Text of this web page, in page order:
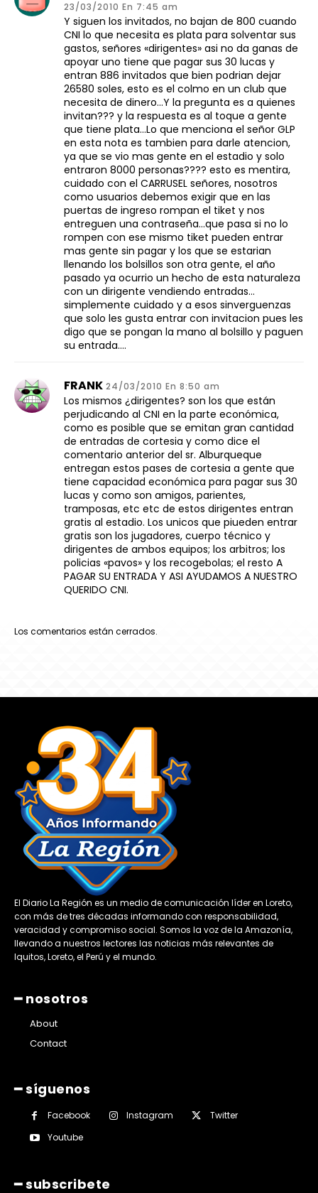
23/03/2010 En 7:45 am
Y siguen los invitados, no bajan de 800 cuando
CNI lo que necesita es plata para solventar sus
gastos, señores «dirigentes» asi no da ganas de
apoyar uno tiene que pagar sus 30 lucas y
entran 886 invitados que bien podrian dejar
26580 soles, esto es el colmo en un club que
necesita de dinero…Y la pregunta es a quienes
invitan??? y la respuesta es al toque a gente
que tiene plata…Lo que menciona el señor GLP
en esta nota es tambien para darle atencion,
ya que se vio mas gente en el estadio y solo
entraron 8000 personas???? esto es mentira,
cuidado con el CARRUSEL señores, nosotros
como usuarios debemos exigir que en las
puertas de ingreso rompan el tiket y nos
entreguen una contraseña…que pasa si no lo
rompen con ese mismo tiket pueden entrar
mas gente sin pagar y los que se estarian
llenando los bolsillos son otra gente, el año
pasado ya ocurrio un hecho de esta naturaleza
con un dirigente vendiendo entradas…
simplemente cuidado y a esos sinverguenzas
que solo les gusta entrar con invitacion pues les
digo que se pongan la mano al bolsillo y paguen
su entrada….
FRANK 24/03/2010 En 8:50 am
Los mismos ¿dirigentes? son los que están
perjudicando al CNI en la parte económica,
como es posible que se emitan gran cantidad
de entradas de cortesia y como dice el
comentario anterior del sr. Alburqueque
entregan estos pases de cortesia a gente que
tiene capacidad económica para pagar sus 30
lucas y como son amigos, parientes,
tramposas, etc etc de estos dirigentes entran
gratis al estadio. Los unicos que piueden entrar
gratis son los jugadores, cuerpo técnico y
dirigentes de ambos equipos; los arbitros; los
policias «pavos» y los recogebolas; el resto A
PAGAR SU ENTRADA Y ASI AYUDAMOS A NUESTRO
QUERIDO CNI.
Los comentarios están cerrados.
El Diario La Región es un medio de comunicación líder en Loreto,
con más de tres décadas informando con responsabilidad,
veracidad y compromiso social. Somos la voz de la Amazonía,
llevando a nuestros lectores las noticias más relevantes de
Iquitos, Loreto, el Perú y el mundo.
━ nosotros
About
Contact
━ síguenos
Facebook Instagram
Twitter
Youtube
━ subscribete